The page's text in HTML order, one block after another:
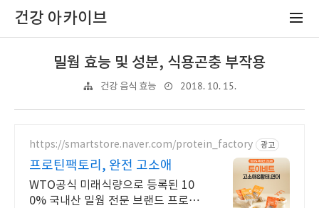
건강 아카이브
밀웜 효능 및 성분, 식용곤충 부작용
건강 음식 효능 2018. 10. 15.
https://smartstore.naver.com/protein_factory 광고
프로틴팩토리, 완전 고소애
WTO공식 미래식량으로 등록된 10
0% 국내산 밀웜 전문 브랜드 프로틴